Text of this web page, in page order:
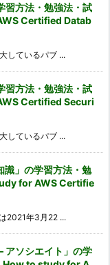
習方法・勉強法・試
Certified Datab
しているパブ ...
習方法・勉強法・試
Certified Securi
しているパブ ...
識」の学習方法・勉
for AWS Certifie
2021年3月22 ...
アソシエイト」の学